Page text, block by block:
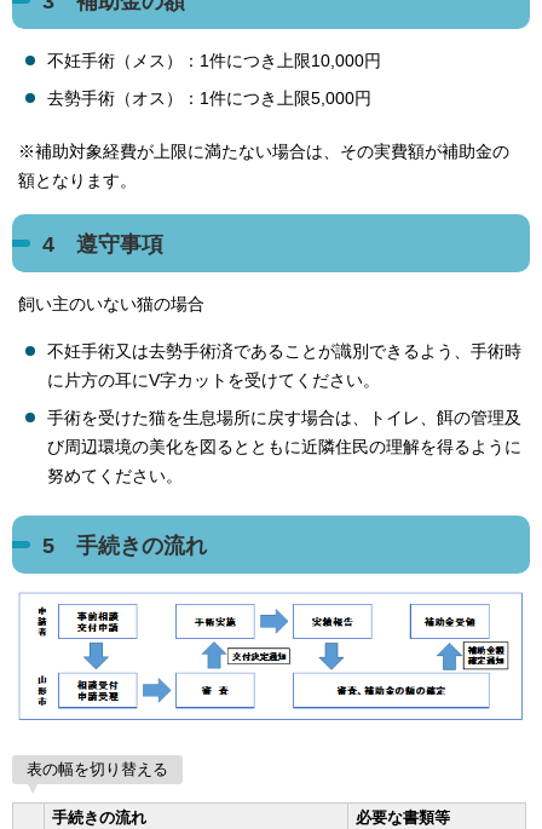
不妊手術（メス）：1件につき上限10,000円
去勢手術（オス）：1件につき上限5,000円
※補助対象経費が上限に満たない場合は、その実費額が補助金の
額となります。
4 遵守事項
飼い主のいない猫の場合
不妊手術又は去勢手術済であることが識別できるよう、手術時
に片方の耳にV字カットを受けてください。
手術を受けた猫を生息場所に戻す場合は、トイレ、餌の管理及
び周辺環境の美化を図るとともに近隣住民の理解を得るように
努めてください。
5 手続きの流れ
表の幅を切り替える
手続きの流れ
必要な書類等